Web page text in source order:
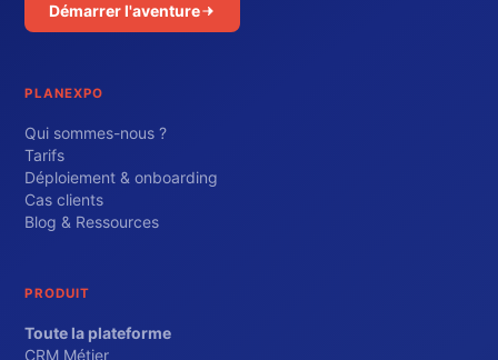
Démarrer l'aventure
PLANEXPO
Qui sommes-nous ?
Tarifs
Déploiement & onboarding
Cas clients
Blog & Ressources
PRODUIT
Toute la plateforme
CRM Métier